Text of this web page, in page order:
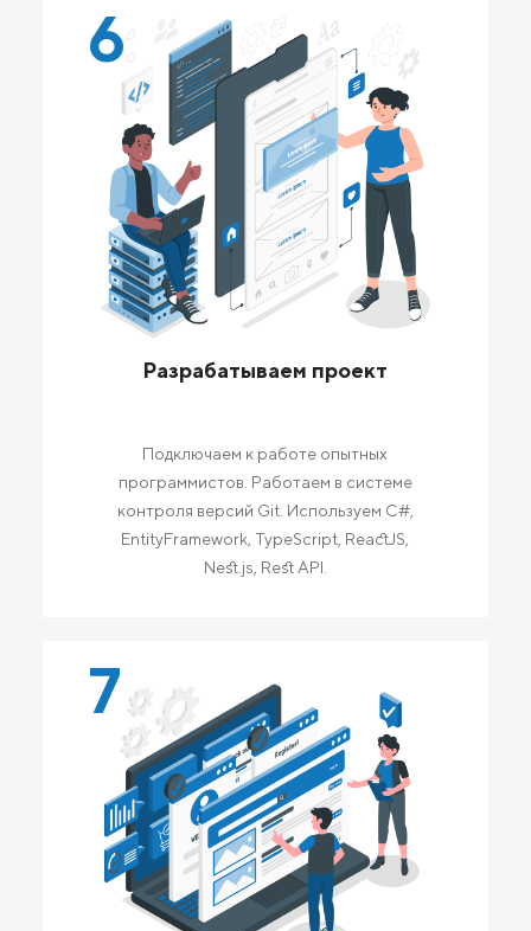
6
Разрабатываем проект
Подключаем к работе опытных
программистов. Работаем в системе
контроля версий Git. Используем C#,
EntityFramework, TypeScript, ReactJS,
Nest.js, Rest API.
7